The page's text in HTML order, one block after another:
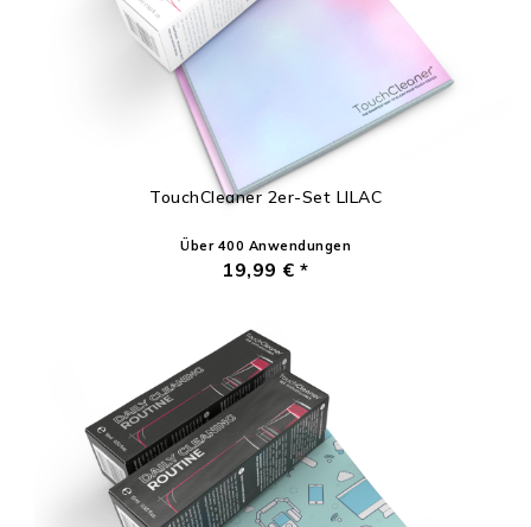
TouchCleaner 2er-Set LILAC
Über 400 Anwendungen
19,99 € *